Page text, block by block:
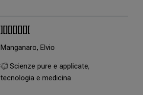
][][][][][][
Manganaro, Elvio
Scienze pure e applicate,
tecnologia e medicina